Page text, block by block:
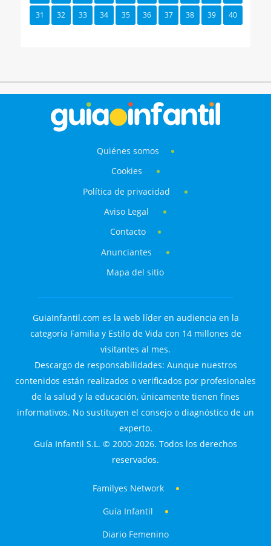
31 32 33 34 35 36 37 38 39 40
Quiénes somos
Cookies
Política de privacidad
Aviso Legal
Contacto
Anunciantes
Mapa del sitio
GuiaInfantil.com es la web líder en audiencia en la
categoría Familia y Estilo de Vida con 14 millones de
visitantes al mes.
Descargo de responsabilidades: Aunque nuestros
contenidos están realizados o verificados por profesionales
de la salud y la educación, únicamente tienen fines
informativos. No sustituyen el consejo o diagnóstico de un
experto.
Guía Infantil S.L. © 2000-2026. Todos los derechos
reservados.
Familyes Network
Guía Infantil
Diario Femenino